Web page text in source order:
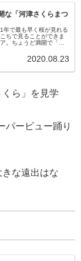
な「河津さくらまつ
年で最も早く桜が見れる
ちで見ることができま
。ちょうど満開で「河
2020.08.23
ら」を見学
パービュー踊り
な遠出はな